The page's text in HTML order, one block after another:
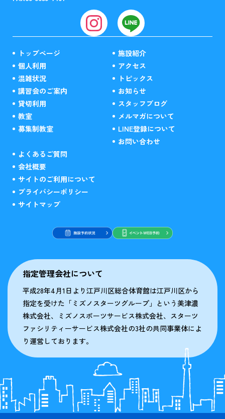
トップページ
個人利用
混雑状況
講習会のご案内
貸切利用
教室
募集制教室
施設紹介
アクセス
トピックス
お知らせ
スタッフブログ
メルマガについて
LINE登録について
お問い合わせ
よくあるご質問
会社概要
サイトのご利用について
プライバシーポリシー
サイトマップ
指定管理会社について
平成28年4月1日より江戸川区総合体育館は江戸川区から
指定を受けた「ミズノスターツグループ」という美津濃
株式会社、ミズノスポーツサービス株式会社、スターツ
ファシリティーサービス株式会社の3社の共同事業体によ
り運営しております。